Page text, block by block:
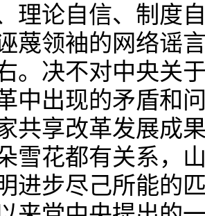
理论自信、制度
蔑领袖的网络谣
。决不对中央关
中出现的矛盾和
共享改革发展成
雪花都有关系，
进步尽己所能的